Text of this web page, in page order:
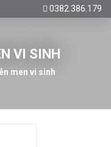
0382.386.179
VI SINH
men vi sinh